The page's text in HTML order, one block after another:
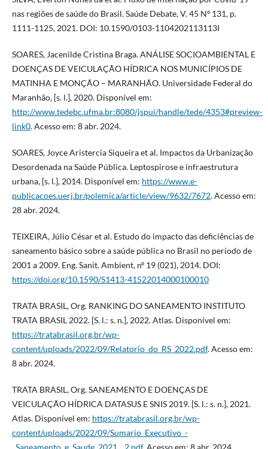
nas regiões de saúde do Brasil. Saúde Debate, V. 45 Nº 131, p.
1111-1125, 2021. DOI: 10.1590/0103-1104202113113I
SOARES, Jacenilde Cristina Braga. ANÁLISE SOCIOAMBIENTAL E
DOENÇAS DE VEICULAÇÃO HÍDRICA NOS MUNICÍPIOS DE
MATINHA E MONÇÃO – MARANHÃO. Universidade Federal do
Maranhão, [s. l.], 2020. Disponível em:
http://www.tedebc.ufma.br:8080/jspui/handle/tede/4353#preview-
link0. Acesso em: 8 abr. 2024.
SOARES, Joyce Aristercia Siqueira et al. Impactos da Urbanização
Desordenada na Saúde Pública. Leptospirose e infraestrutura
urbana, [s. l.], 2014. Disponível em: https://www.e-
publicacoes.uerj.br/polemica/article/view/9632/7672. Acesso em:
28 abr. 2024.
TEIXEIRA, Júlio César et al. Estudo do impacto das deficiências de
saneamento básico sobre a saúde pública no Brasil no período de
2001 a 2009. Eng. Sanit. Ambient, nº 19 (021), 2014. DOI:
https://doi.org/10.1590/S1413-41522014000100010
TRATA BRASIL, Org. RANKING DO SANEAMENTO INSTITUTO
TRATA BRASIL 2022. [S. l.: s. n.], 2022. Atlas. Disponível em:
https://tratabrasil.org.br/wp-
content/uploads/2022/09/Relatorio_do_RS_2022.pdf. Acesso em:
8 abr. 2024.
TRATA BRASIL, Org. SANEAMENTO E DOENÇAS DE
VEICULAÇÃO HÍDRICA DATASUS E SNIS 2019. [S. l.: s. n.], 2021.
Atlas. Disponível em: https://tratabrasil.org.br/wp-
content/uploads/2022/09/Sumario_Executivo_-